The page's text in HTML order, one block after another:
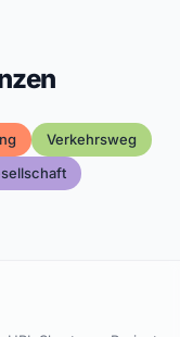
Verkehrsweg